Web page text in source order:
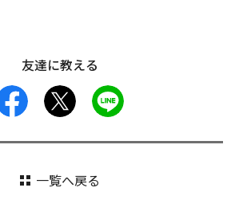
友達に教える
facebook
一覧へ戻る